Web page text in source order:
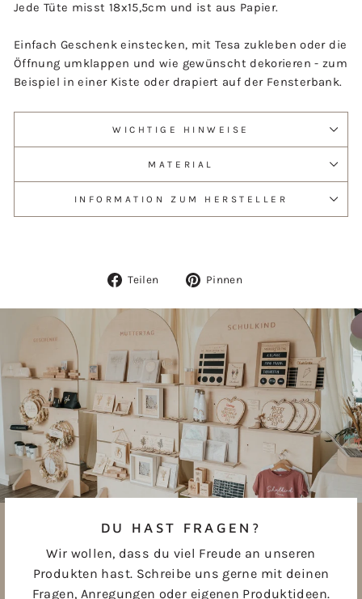
Jede Tüte misst 18x15,5cm und ist aus Papier.
Einfach Geschenk einstecken, mit Tesa zukleben oder die
Öffnung umklappen und wie gewünscht dekorieren - zum
Beispiel in einer Kiste oder drapiert auf der Fensterbank.
WICHTIGE HINWEISE
MATERIAL
INFORMATION ZUM HERSTELLER
Teilen
Auf
Pinnen
DU HAST FRAGEN?
Wir wollen, dass du viel Freude an unseren
Produkten hast. Schreibe uns gerne mit deinen
Fragen, Anregungen oder eigenen Produktideen.